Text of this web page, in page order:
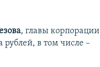
, главы корпорации
в том числе –